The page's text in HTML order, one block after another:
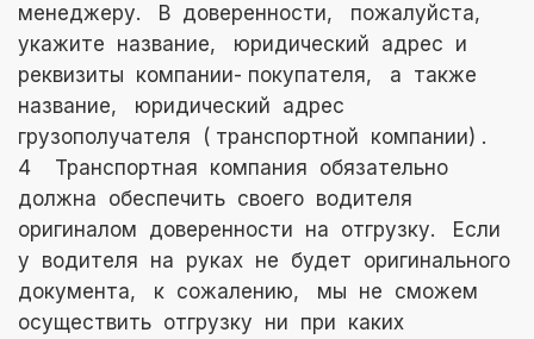
менеджеру. В доверенности, пожалуйста,
укажите название, юридический адрес и
реквизиты компании- покупателя, а также
название, юридический адрес
грузополучателя ( транспортной компании) .
4 Транспортная компания обязательно
должна обеспечить своего водителя
оригиналом доверенности на отгрузку. Если
у водителя на руках не будет оригинального
документа, к сожалению, мы не сможем
осуществить отгрузку ни при каких